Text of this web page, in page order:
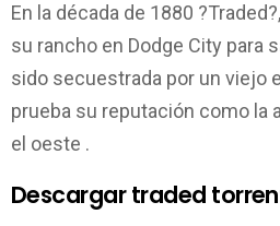
En la década de 1880
su rancho en Dodge City para
sido secuestrada por un viejo
prueba su reputación como la
el oeste .
Descargar traded